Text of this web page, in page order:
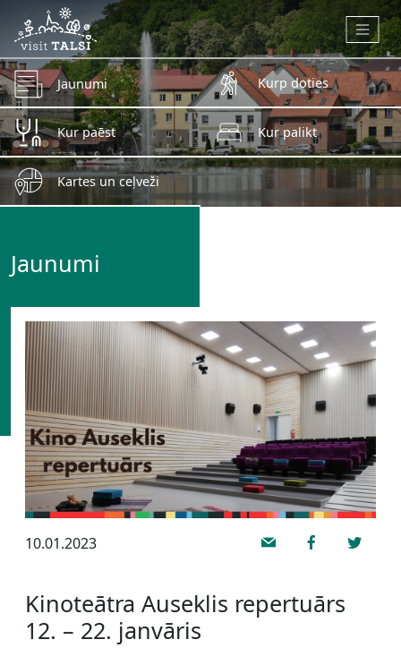
Skip to main content
Jaunumi Kurp doties
Kur paēst Kur palikt
Kartes un ceļveži
Jaunumi
10.01.2023
Kinoteātra Auseklis repertuārs
12. – 22. janvāris